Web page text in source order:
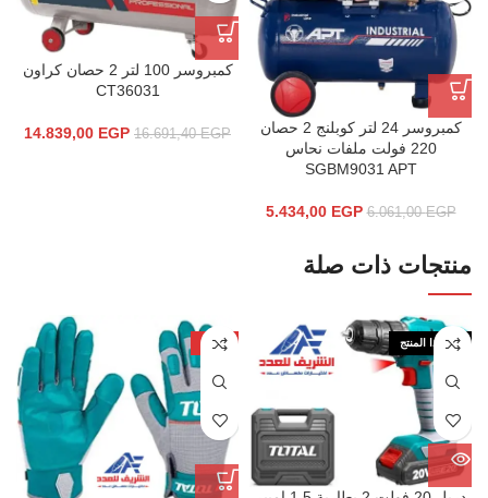
كمبروسر 24 لتر كوبلنج 2 حصان
220 فولت ملفات نحاس
SGBM9031 APT
6.061,00EGP
5.434,00 EGP
كمبروسر 100 لتر 2 حصان كراون
CT36031
16.691,40EGP
14.839,00 EGP
منتجات ذات صلة
نفذ هذا المنتج -58%